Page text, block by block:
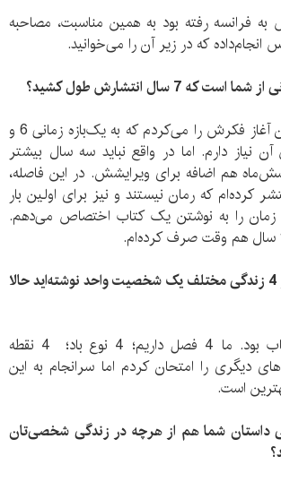
فرانسه رفته بود به همین مناسبت، مصاحبه
انجام‌داده که در زیر آن را می‌خوانید.
درست است. از همان آغاز فکرش را می‌‌کردم که به یک‌بازه زمانی 6 و
آن نیاز دارم. اما در واقع نباید سه سال بیشتر
هم اضافه برای ویرایشش. در این فاصله،
کرده‌ام که رمان نیستند و نیز برای اولین بار
زمان را به نوشتن یک کتاب اختصاص می‌دهم.
-شما در این رمان از 4 زندگی‌ مختلف یک شخصیت واحد نوشته‌اید حالا
عدد 4 بهترین انتخاب بود. ما 4 فصل داریم؛ 4 نوع باد؛ 4 نقطه
دیگری را امتحان کردم اما سرانجام به این
شما هم از هرچه در زندگی شخصی‌تان